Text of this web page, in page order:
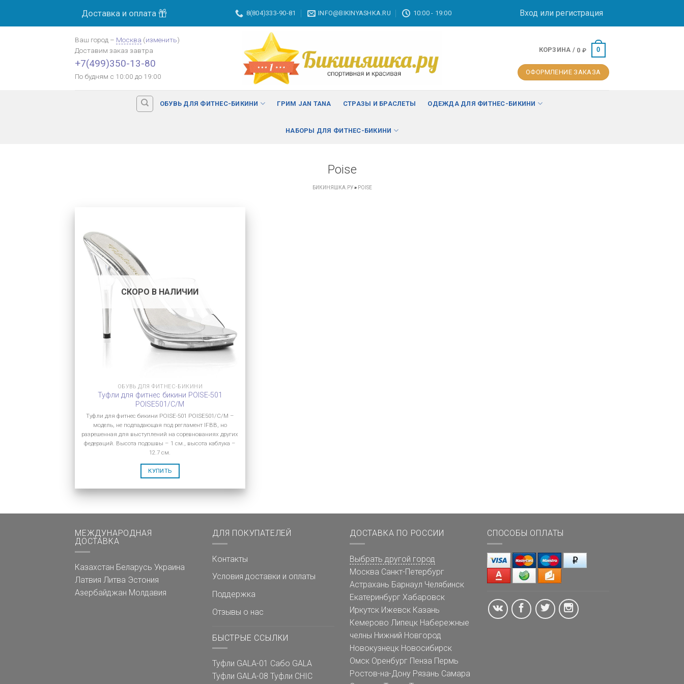
Доставка и оплата 8(804)333-90-81 INFO@BIKINYASHKA.RU 10:00 - 19:00 Вход или регистрация
Ваш город – Москва (изменить)
Доставим заказ завтра
+7(499)350-13-80
По будням с 10:00 до 19:00
КОРЗИНА / 0 ₽ 0
ОФОРМЛЕНИЕ ЗАКАЗА
ОБУВЬ ДЛЯ ФИТНЕС-БИКИНИ ГРИМ JAN TANA СТРАЗЫ И БРАСЛЕТЫ ОДЕЖДА ДЛЯ ФИТНЕС-БИКИНИ
НАБОРЫ ДЛЯ ФИТНЕС-БИКИНИ
Poise
БИКИНЯШКА.РУ» POISE
СКОРО В НАЛИЧИИ
ОБУВЬ ДЛЯ ФИТНЕС-БИКИНИ
Туфли для фитнес бикини POISE-501
POISE501/C/M
Туфли для фитнес бикини POISE-501 POISE501/C/M –
модель, не подпадающая под регламент IFBB, но
разрешенная для выступлений на соревнованиях других
федераций. Высота подошвы – 1 см., высота каблука –
12.7 см.
КУПИТЬ
МЕЖДУНАРОДНАЯ
ДОСТАВКА
Казахстан Беларусь Украина
Латвия Литва Эстония
Азербайджан Молдавия
ДЛЯ ПОКУПАТЕЛЕЙ
Контакты
Условия доставки и оплаты
Поддержка
Отзывы о нас
БЫСТРЫЕ ССЫЛКИ
Туфли GALA-01 Сабо GALA
Туфли GALA-08 Туфли CHIC
ДОСТАВКА ПО РОССИИ
Выбрать другой город
Москва Санкт-Петербург
Астрахань Барнаул Челябинск
Екатеринбург Хабаровск
Иркутск Ижевск Казань
Кемерово Липецк Набережные
челны Нижний Новгород
Новокузнецк Новосибирск
Омск Оренбург Пенза Пермь
Ростов-на-Дону Рязань Самара
СПОСОБЫ ОПЛАТЫ